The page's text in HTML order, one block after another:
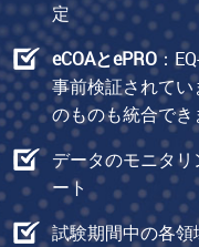
定
eCOAとePRO：
事前検証されて
のものも統合でき
データのモニタ
ート
試験期間中の各